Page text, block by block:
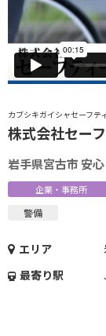
カブシキガイシャセーフテ
株式会社セー
岩手県宮古市 安
企業・事務所
警備
エリア
最寄り駅